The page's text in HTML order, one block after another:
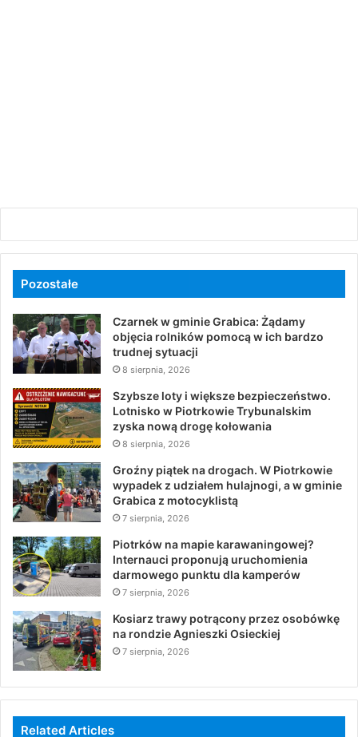
Pozostałe
Czarnek w gminie Grabica: Żądamy
objęcia rolników pomocą w ich bardzo
trudnej sytuacji
8 sierpnia, 2026
Szybsze loty i większe bezpieczeństwo.
Lotnisko w Piotrkowie Trybunalskim
zyska nową drogę kołowania
8 sierpnia, 2026
Groźny piątek na drogach. W Piotrkowie
wypadek z udziałem hulajnogi, a w gminie
Grabica z motocyklistą
7 sierpnia, 2026
Piotrków na mapie karawaningowej?
Internauci proponują uruchomienia
darmowego punktu dla kamperów
7 sierpnia, 2026
Kosiarz trawy potrącony przez osobówkę
na rondzie Agnieszki Osieckiej
7 sierpnia, 2026
Related Articles